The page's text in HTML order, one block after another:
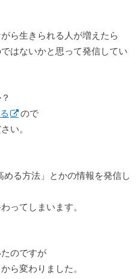
ら生きられる人が増えたら
はないかと思って発信してい
ので
い。
る方法」とかの情報を発信し
ってしまいます。
のですが
ら変わりました。